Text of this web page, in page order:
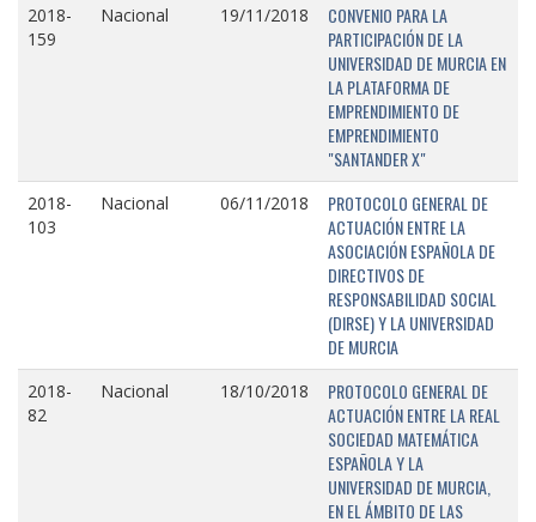
2018-
159
Nacional 19/11/2018
CONVENIO PARA LA
PARTICIPACIÓN DE LA
UNIVERSIDAD DE MURCIA EN
LA PLATAFORMA DE
EMPRENDIMIENTO DE
EMPRENDIMIENTO
"SANTANDER X"
2018-
103
Nacional 06/11/2018
PROTOCOLO GENERAL DE
ACTUACIÓN ENTRE LA
ASOCIACIÓN ESPAÑOLA DE
DIRECTIVOS DE
RESPONSABILIDAD SOCIAL
(DIRSE) Y LA UNIVERSIDAD
DE MURCIA
2018-
82
Nacional 18/10/2018
PROTOCOLO GENERAL DE
ACTUACIÓN ENTRE LA REAL
SOCIEDAD MATEMÁTICA
ESPAÑOLA Y LA
UNIVERSIDAD DE MURCIA,
EN EL ÁMBITO DE LAS